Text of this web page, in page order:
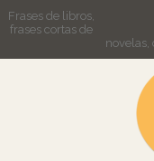
Frases de libros,
frases cortas de
novelas,